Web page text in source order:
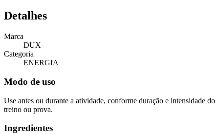
Detalhes
Marca
DUX
Categoria
ENERGIA
Modo de uso
Use antes ou durante a atividade, conforme duração e intensidade do
treino ou prova.
Ingredientes